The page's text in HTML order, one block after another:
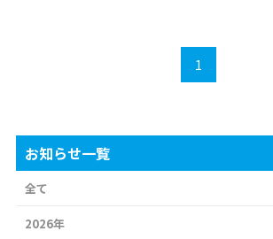
1
お知らせ一覧
全て
2026年